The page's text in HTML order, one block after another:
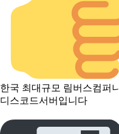
한국 최대규모 림버스컴퍼니
디스코드서버입니다